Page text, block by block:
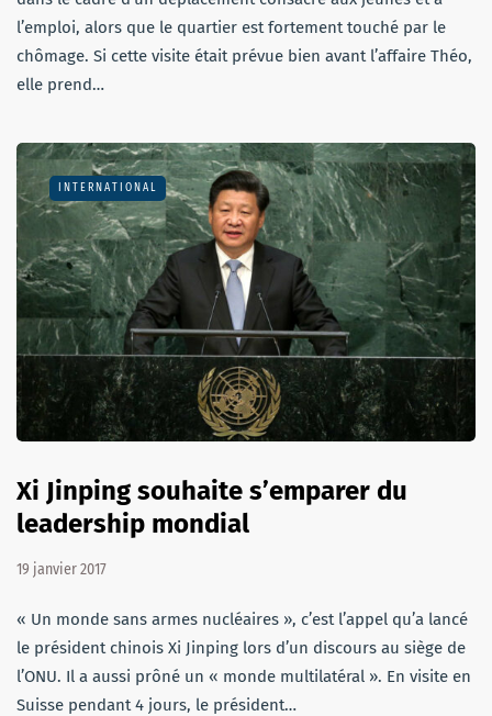
l’emploi, alors que le quartier est fortement touché par le
chômage. Si cette visite était prévue bien avant l’affaire Théo,
elle prend…
INTERNATIONAL
Xi Jinping souhaite s’emparer du
leadership mondial
19 janvier 2017
« Un monde sans armes nucléaires », c’est l’appel qu’a lancé
le président chinois Xi Jinping lors d’un discours au siège de
l’ONU. Il a aussi prôné un « monde multilatéral ». En visite en
Suisse pendant 4 jours, le président…